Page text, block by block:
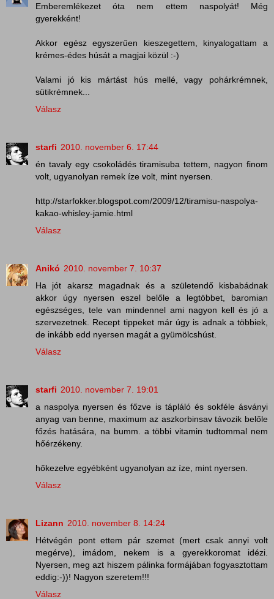
Emberemlékezet óta nem ettem naspolyát! Még
gyerekként!
Akkor egész egyszerűen kieszegettem, kinyalogattam a
krémes-édes húsát a magjai közül :-)
Valami jó kis mártást hús mellé, vagy pohárkrémnek,
sütikrémnek...
Válasz
starfi 2010. november 6. 17:44
én tavaly egy csokoládés tiramisuba tettem, nagyon finom
volt, ugyanolyan remek íze volt, mint nyersen.
http://starfokker.blogspot.com/2009/12/tiramisu-naspolya-
kakao-whisley-jamie.html
Válasz
Anikó 2010. november 7. 10:37
Ha jót akarsz magadnak és a születendő kisbabádnak
akkor úgy nyersen eszel belőle a legtöbbet, baromian
egészséges, tele van mindennel ami nagyon kell és jó a
szervezetnek. Recept tippeket már úgy is adnak a többiek,
de inkább edd nyersen magát a gyümölcshúst.
Válasz
starfi 2010. november 7. 19:01
a naspolya nyersen és főzve is tápláló és sokféle ásványi
anyag van benne, maximum az aszkorbinsav távozik belőle
főzés hatására, na bumm. a többi vitamin tudtommal nem
hőérzékeny.
hőkezelve egyébként ugyanolyan az íze, mint nyersen.
Válasz
Lizann 2010. november 8. 14:24
Hétvégén pont ettem pár szemet (mert csak annyi volt
megérve), imádom, nekem is a gyerekkoromat idézi.
Nyersen, meg azt hiszem pálinka formájában fogyasztottam
eddig:-))! Nagyon szeretem!!!
Válasz